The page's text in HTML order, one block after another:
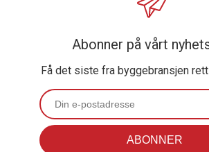
Abonner på vårt
Få det siste fra byggebransjen